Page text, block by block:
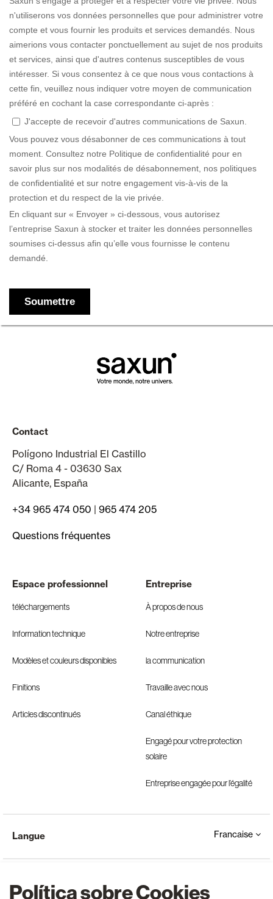
Política sobre Cookies
Contact
Polígono Industrial El Castillo
C/ Roma 4 - 03630 Sax
Alicante, España
+34 965 474 050 | 965 474 205
Questions fréquentes
Espace professionnel
téléchargements
Information technique
Modèles et couleurs disponibles
Finitions
Articles discontinués
Entreprise
À propos de nous
Notre entreprise
la communication
Travaille avec nous
Canal éthique
Engagé pour votre protection
solaire
Entreprise engagée pour l’égalité
Langue Francaise